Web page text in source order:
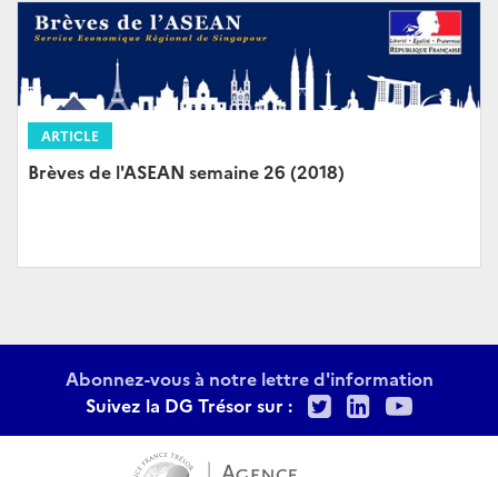
ARTICLE
Brèves de l'ASEAN semaine 26 (2018)
Abonnez-vous à notre lettre d'information
Suivez la DG Trésor sur :
TwitterLinkedIn